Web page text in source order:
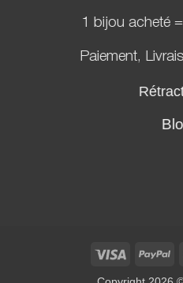
1 bijou acheté
Paiement,
Visa